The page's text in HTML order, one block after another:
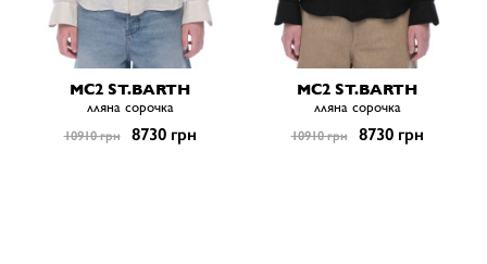
MC2 ST.BARTH
лляна сорочка
10910 грн 8730 грн
MC2 ST.BARTH
лляна сорочка
10910 грн 8730 грн